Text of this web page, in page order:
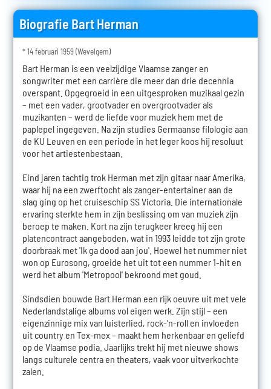
Biografie Bart Herman
* 14 februari 1959 (Wevelgem)
Bart Herman is een veelzijdige Vlaamse zanger en
songwriter met een carrière die meer dan drie decennia
overspant. Opgegroeid in een uitgesproken muzikaal gezin
– met een vader, grootvader en overgrootvader als
muzikanten – werd de liefde voor muziek hem met de
paplepel ingegeven. Na zijn studies Germaanse filologie aan
de KU Leuven en een periode in het leger koos hij resoluut
voor het artiestenbestaan.
Eind jaren tachtig trok Herman met zijn gitaar naar Amerika,
waar hij na een zwerftocht als zanger-entertainer aan de
slag ging op het cruiseschip SS Victoria. Die internationale
ervaring sterkte hem in zijn beslissing om van muziek zijn
beroep te maken. Kort na zijn terugkeer kreeg hij een
platencontract aangeboden, wat in 1993 leidde tot zijn grote
doorbraak met 'Ik ga dood aan jou'. Hoewel het nummer niet
won op Eurosong, groeide het uit tot een nummer 1-hit en
werd het album 'Metropool' bekroond met goud.
Sindsdien bouwde Bart Herman een rijk oeuvre uit met vele
Nederlandstalige albums vol eigen werk. Zijn stijl – een
eigenzinnige mix van luisterlied, rock-’n-roll en invloeden
uit country en Tex-mex – maakt hem herkenbaar en geliefd
op de Vlaamse podia. Jaarlijks trekt hij met nieuwe shows
langs culturele centra en theaters, vaak voor uitverkochte
zalen.